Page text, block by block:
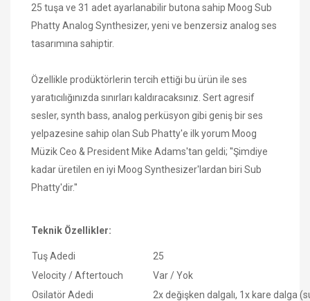
25 tuşa ve 31 adet ayarlanabilir butona sahip Moog Sub
Phatty Analog Synthesizer, yeni ve benzersiz analog ses
tasarımına sahiptir.
Özellikle prodüktörlerin tercih ettiği bu ürün ile ses
yaratıcılığınızda sınırları kaldıracaksınız. Sert agresif
sesler, synth bass, analog perküsyon gibi geniş bir ses
yelpazesine sahip olan Sub Phatty'e ilk yorum Moog
Müzik Ceo & President Mike Adams'tan geldi; ''Şimdiye
kadar üretilen en iyi Moog Synthesizer'lardan biri Sub
Phatty'dir.''
Teknik Özellikler:
Tuş Adedi
25
Velocity / Aftertouch
Var / Yok
Osilatör Adedi
2x değişken dalgalı, 1x kare dalga